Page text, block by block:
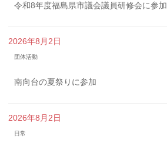
令和8年度福島県市議会議員研修会に参加
2026年8月2日
団体活動
南向台の夏祭りに参加
2026年8月2日
日常